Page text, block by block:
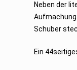
Neben der
Schuber
Ein